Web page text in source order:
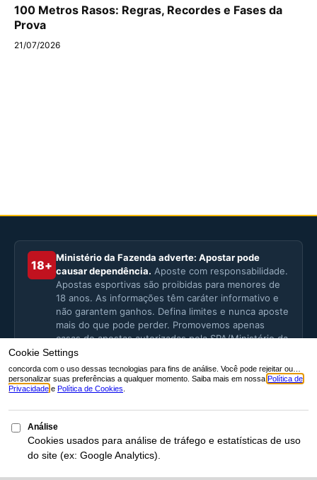
100 Metros Rasos: Regras, Recordes e Fases da
Prova
21/07/2026
18+
Ministério da Fazenda adverte: Apostar pode
causar dependência. Aposte com responsabilidade.
Apostas esportivas são proibidas para menores de
18 anos. As informações têm caráter informativo e
não garantem ganhos. Defina limites e nunca aposte
mais do que pode perder. Promovemos apenas
casas de apostas autorizadas pela SPA/Ministério da
Fazenda.
Portal com guias completos, regras e explicações sobre
futebol, F1, vôlei, basquete, tênis, skate, surfe e muito mais.